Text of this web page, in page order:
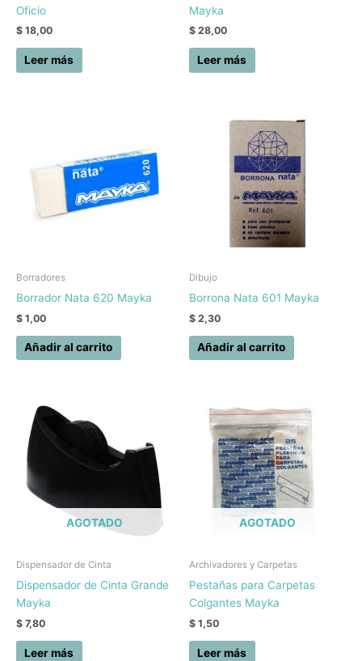
Oficio
$ 18,00
Leer más
Mayka
$ 28,00
Leer más
Borradores
Borrador Nata 620 Mayka
$ 1,00
Añadir al carrito
Dibujo
Borrona Nata 601 Mayka
$ 2,30
Añadir al carrito
AGOTADO
Dispensador de Cinta
Dispensador de Cinta Grande
Mayka
$ 7,80
Leer más
AGOTADO
Archivadores y Carpetas
Pestañas para Carpetas
Colgantes Mayka
$ 1,50
Leer más